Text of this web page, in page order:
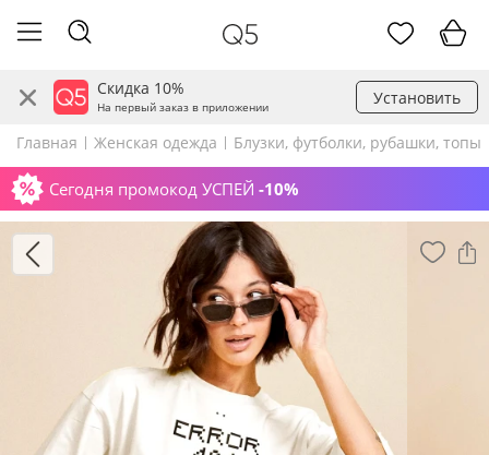
Скидка 10%
На первый заказ в приложении Установить
Главная Женская одежда Блузки, футболки, рубашки, топы
Сегодня промокод УСПЕЙ -10%